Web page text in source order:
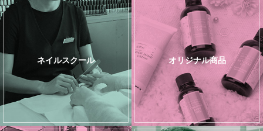
ネイルスクール オリジナル商品